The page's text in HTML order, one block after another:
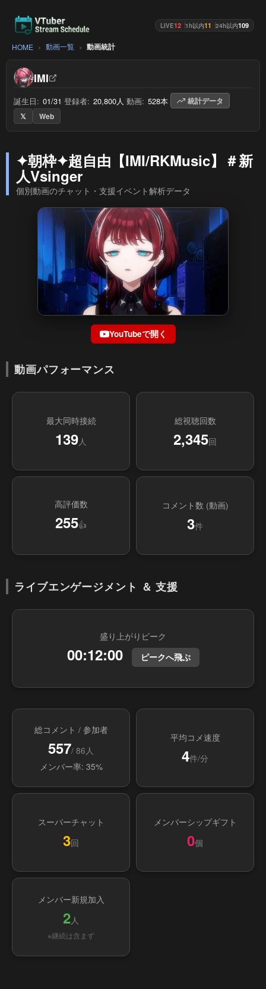
LIVE12 1h以内11 24h以内109
HOME 動画一覧 動画統計
IMI
誕生日: 01/31 登録者: 20,800人 動画: 528本
統計データ
𝕏
Web
✦朝枠✦超自由【IMI/RKMusic】＃新
人Vsinger
個別動画のチャット・支援イベント解析データ
YouTubeで開く
動画パフォーマンス
最大同時接続
139人
総視聴回数
2,345回
高評価数
255👍
コメント数 (動画)
3件
ライブエンゲージメント ＆ 支援
盛り上がりピーク
00:12:00 ピークへ飛ぶ
総コメント / 参加者
557/ 86人
メンバー率: 35%
平均コメ速度
4件/分
スーパーチャット
3回
メンバーシップギフト
0個
メンバー新規加入
2人
※継続は含まず